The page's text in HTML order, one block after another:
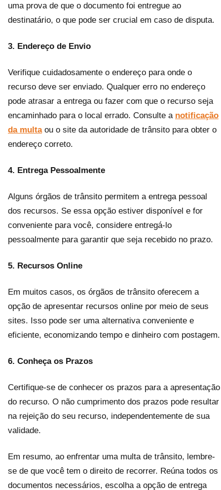
uma prova de que o documento foi entregue ao
destinatário, o que pode ser crucial em caso de disputa.
3. Endereço de Envio
Verifique cuidadosamente o endereço para onde o
recurso deve ser enviado. Qualquer erro no endereço
pode atrasar a entrega ou fazer com que o recurso seja
encaminhado para o local errado. Consulte a notificação
da multaou o site da autoridade de trânsito para obter o
endereço correto.
4. Entrega Pessoalmente
Alguns órgãos de trânsito permitem a entrega pessoal
dos recursos. Se essa opção estiver disponível e for
conveniente para você, considere entregá-lo
pessoalmente para garantir que seja recebido no prazo.
5. Recursos Online
Em muitos casos, os órgãos de trânsito oferecem a
opção de apresentar recursos online por meio de seus
sites. Isso pode ser uma alternativa conveniente e
eficiente, economizando tempo e dinheiro com postagem.
6. Conheça os Prazos
Certifique-se de conhecer os prazos para a apresentação
do recurso. O não cumprimento dos prazos pode resultar
na rejeição do seu recurso, independentemente de sua
validade.
Em resumo, ao enfrentar uma multa de trânsito, lembre-
se de que você tem o direito de recorrer. Reúna todos os
documentos necessários, escolha a opção de entrega